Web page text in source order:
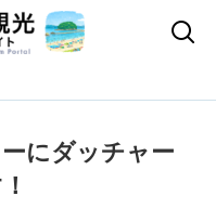
にダッチャー